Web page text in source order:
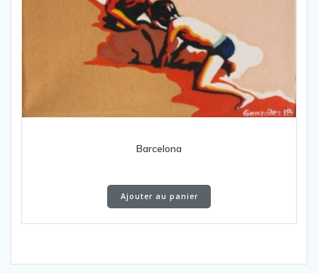
Barcelona
Ajouter au panier